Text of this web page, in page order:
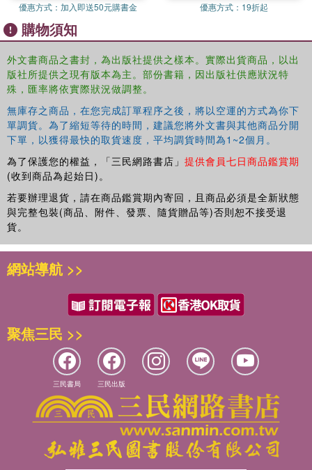
優惠方式： 加入即送50元購書金 優惠方式： 19折起
購物須知
外文書商品之書封，為出版社提供之樣本。實際出貨商品，以出
版社所提供之現有版本為主。部份書籍，因出版社供應狀況特
殊，匯率將依實際狀況做調整。
無庫存之商品，在您完成訂單程序之後，將以空運的方式為你下
單調貨。為了縮短等待的時間，建議您將外文書與其他商品分開
下單，以獲得最快的取貨速度，平均調貨時間為1~2個月。
為了保護您的權益，「三民網路書店」 提供會員七日商品鑑賞期
(收到商品為起始日)。
若要辦理退貨，請在商品鑑賞期內寄回，且商品必須是全新狀態
與完整包裝(商品、附件、發票、隨貨贈品等)否則恕不接受退
貨。
網站導航 >>
聚焦三民 >>
三民書局 三民出版